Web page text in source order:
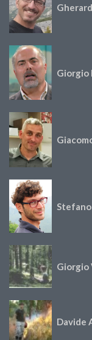
Giorgio
Giorgio
Davide